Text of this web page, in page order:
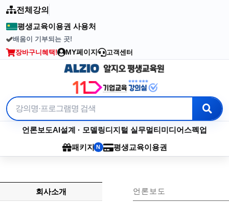
전체강의
평생교육이용권 사용처
배움이 기부되는 곳!
2003년부터 이어온 수강료 기부
장바구니 혜택! MY페이지 고객센터
언론보도AI설계 · 모델링디지털 실무멀티미디어스펙업
패키지 N 평생교육이용권
회사소개 언론보도